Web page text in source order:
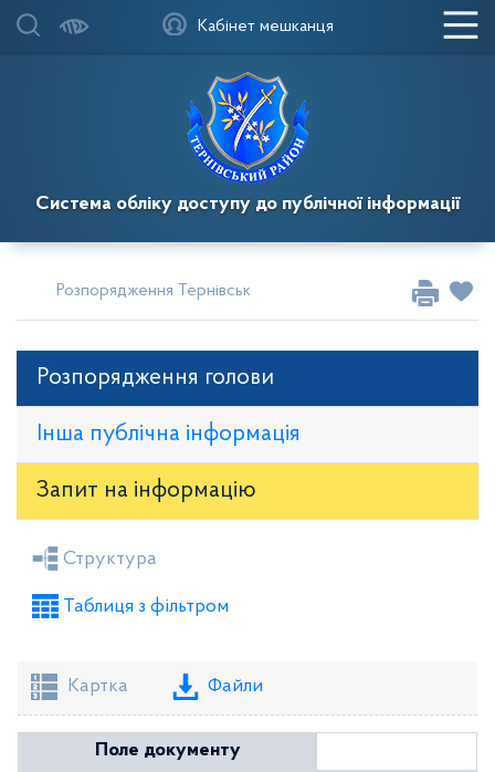
Система обліку доступу до публічної інформації
Кабінет мешканця
Розпорядження Тернівського районного голови
Розпорядження голови
Інша публічна інформація
Запит на iнформацію
Засідання районної ради
Проекти рішень районної ради
Структура
Таблиця з фільтром
Картка Файли
Поле документу